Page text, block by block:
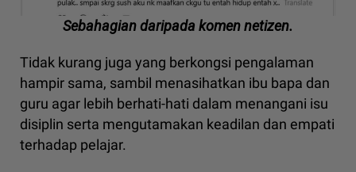
Sebahagian daripada komen netizen.
Tidak kurang juga yang berkongsi pengalaman
hampir sama, sambil menasihatkan ibu bapa dan
guru agar lebih berhati-hati dalam menangani isu
disiplin serta mengutamakan keadilan dan empati
terhadap pelajar.